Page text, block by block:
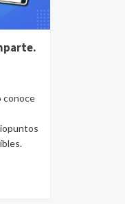
conoce